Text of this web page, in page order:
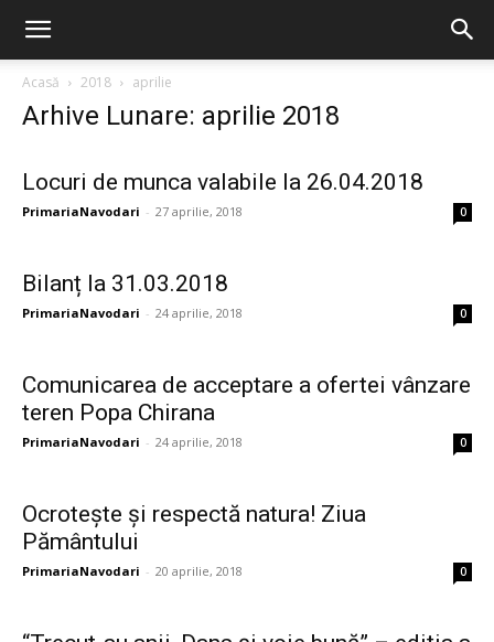
Acasă 2018 aprilie
Arhive Lunare: aprilie 2018
Locuri de munca valabile la 26.04.2018
PrimariaNavodari - 27 aprilie, 2018 0
Bilanț la 31.03.2018
PrimariaNavodari - 24 aprilie, 2018 0
Comunicarea de acceptare a ofertei vânzare
teren Popa Chirana
PrimariaNavodari - 24 aprilie, 2018 0
Ocrotește și respectă natura! Ziua
Pământului
PrimariaNavodari - 20 aprilie, 2018 0